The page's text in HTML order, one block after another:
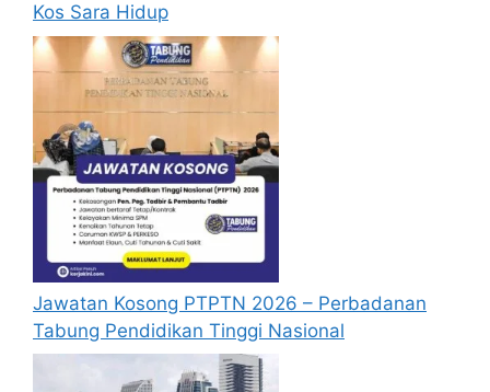
Kos Sara Hidup
Jawatan Kosong PTPTN 2026 – Perbadanan
Tabung Pendidikan Tinggi Nasional